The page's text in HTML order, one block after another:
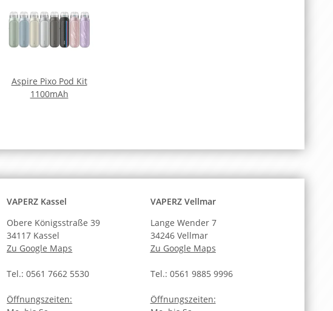
Aspire Pixo Pod Kit
1100mAh
VAPERZ Kassel
Obere Königsstraße 39
34117 Kassel
Zu Google Maps
Tel.: 0561 7662 5530
Öffnungszeiten:
VAPERZ Vellmar
Lange Wender 7
34246 Vellmar
Zu Google Maps
Tel.: 0561 9885 9996
Öffnungszeiten: